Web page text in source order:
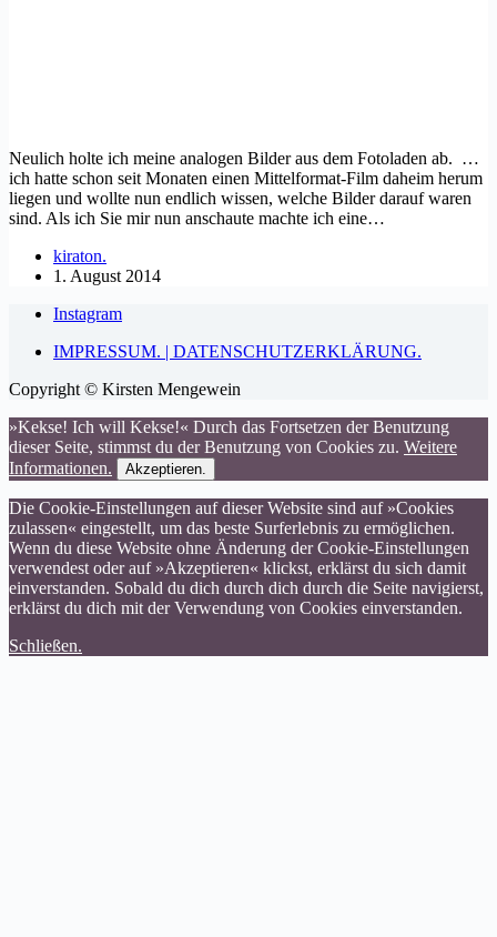
Neulich holte ich meine analogen Bilder aus dem Fotoladen ab. …
ich hatte schon seit Monaten einen Mittelformat-Film daheim herum
liegen und wollte nun endlich wissen, welche Bilder darauf waren
sind. Als ich Sie mir nun anschaute machte ich eine…
kiraton.
1. August 2014
Instagram
IMPRESSUM. | DATENSCHUTZERKLÄRUNG.
Copyright © Kirsten Mengewein
»Kekse! Ich will Kekse!« Durch das Fortsetzen der Benutzung
dieser Seite, stimmst du der Benutzung von Cookies zu. Weitere
Informationen.
Akzeptieren.
Die Cookie-Einstellungen auf dieser Website sind auf »Cookies
zulassen« eingestellt, um das beste Surferlebnis zu ermöglichen.
Wenn du diese Website ohne Änderung der Cookie-Einstellungen
verwendest oder auf »Akzeptieren« klickst, erklärst du sich damit
einverstanden. Sobald du dich durch dich durch die Seite navigierst,
erklärst du dich mit der Verwendung von Cookies einverstanden.
Schließen.